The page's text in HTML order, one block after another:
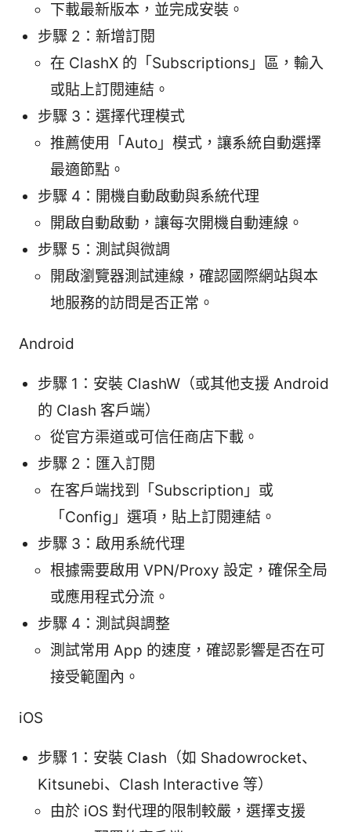
下載最新版本，並完成安裝。
步驟 2：新增訂閱
在 ClashX 的「Subscriptions」區，輸入
或貼上訂閱連結。
步驟 3：選擇代理模式
推薦使用「Auto」模式，讓系統自動選擇
最適節點。
步驟 4：開機自動啟動與系統代理
開啟自動啟動，讓每次開機自動連線。
步驟 5：測試與微調
開啟瀏覽器測試連線，確認國際網站與本
地服務的訪問是否正常。
Android
步驟 1：安裝 ClashW（或其他支援 Android
的 Clash 客戶端）
從官方渠道或可信任商店下載。
步驟 2：匯入訂閱
在客戶端找到「Subscription」或
「Config」選項，貼上訂閱連結。
步驟 3：啟用系統代理
根據需要啟用 VPN/Proxy 設定，確保全局
或應用程式分流。
步驟 4：測試與調整
測試常用 App 的速度，確認影響是否在可
接受範圍內。
iOS
步驟 1：安裝 Clash（如 Shadowrocket、
Kitsunebi、Clash Interactive 等）
由於 iOS 對代理的限制較嚴，選擇支援